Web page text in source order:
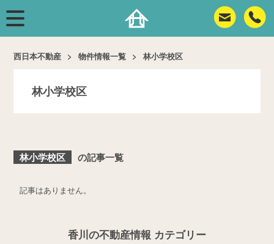
西日本不動産 物件情報一覧 林小学校区
林小学校区
林小学校区 の記事一覧
記事はありません。
香川の不動産情報 カテゴリー